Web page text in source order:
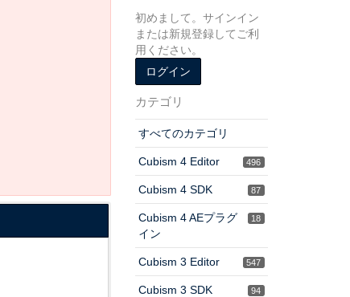
初めまして。サインイン
または新規登録してご利
用ください。
ログイン
カテゴリ
すべてのカテゴリ
496
Cubism 4 Editor
87
Cubism 4 SDK
18
Cubism 4 AEプラグ
イン
547
Cubism 3 Editor
94
Cubism 3 SDK